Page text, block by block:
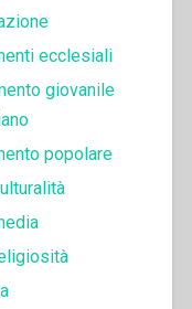
ecclesiali
giovanile
popolare